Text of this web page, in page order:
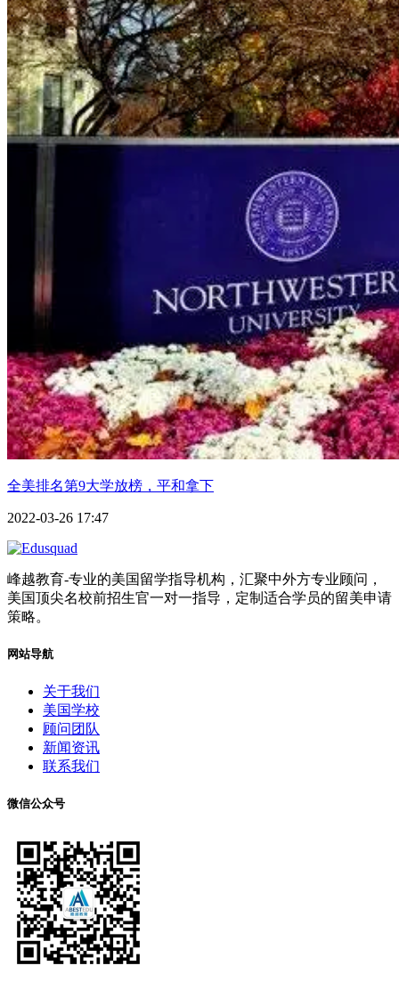
全美排名第9大学放榜，平和拿下
2022-03-26 17:47
峰越教育-专业的美国留学指导机构，汇聚中外方专业顾问，
美国顶尖名校前招生官一对一指导，定制适合学员的留美申请
策略。
网站导航
关于我们
美国学校
顾问团队
新闻资讯
联系我们
微信公众号